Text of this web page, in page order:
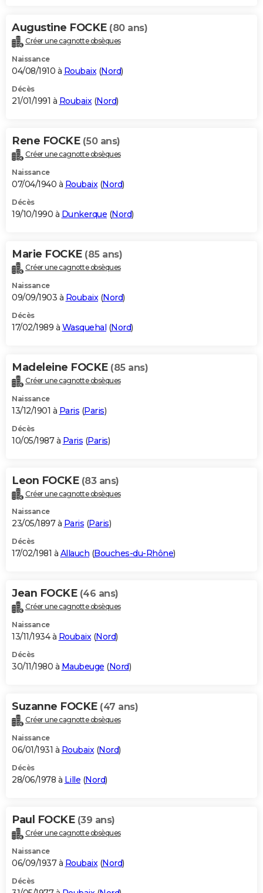
Augustine FOCKE (80 ans)
Créer une cagnotte obsèques
Naissance
04/08/1910 à Roubaix(Nord)
Décès
21/01/1991 à Roubaix(Nord)
Rene FOCKE (50 ans)
Créer une cagnotte obsèques
Naissance
07/04/1940 à Roubaix(Nord)
Décès
19/10/1990 à Dunkerque (Nord)
Marie FOCKE (85 ans)
Créer une cagnotte obsèques
Naissance
09/09/1903 à Roubaix(Nord)
Décès
17/02/1989 à Wasquehal (Nord)
Madeleine FOCKE (85 ans)
Créer une cagnotte obsèques
Naissance
13/12/1901 à Paris (Paris)
Décès
10/05/1987 à Paris (Paris)
Leon FOCKE (83 ans)
Créer une cagnotte obsèques
Naissance
23/05/1897 à Paris (Paris)
Décès
17/02/1981 à Allauch (Bouches-du-Rhône)
Jean FOCKE (46 ans)
Créer une cagnotte obsèques
Naissance
13/11/1934 à Roubaix(Nord)
Décès
30/11/1980 à Maubeuge (Nord)
Suzanne FOCKE (47 ans)
Créer une cagnotte obsèques
Naissance
06/01/1931 à Roubaix(Nord)
Décès
28/06/1978 à Lille (Nord)
Paul FOCKE (39 ans)
Créer une cagnotte obsèques
Naissance
06/09/1937 à Roubaix(Nord)
Décès